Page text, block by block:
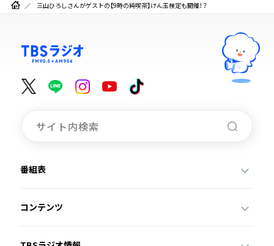
三山ひろしさんがゲストの【9時の純喫茶】けん玉検定も開催！？
番組表
コンテンツ